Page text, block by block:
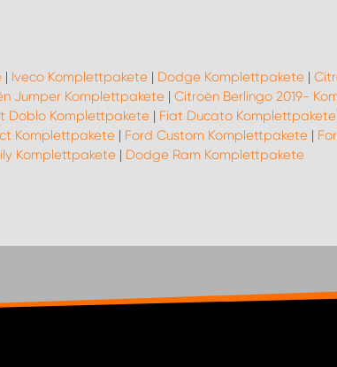
| Iveco Komplettpakete| Dodge Komplettpakete|
Jumper Komplettpakete| Citroën Berlingo 2019-
Doblo Komplettpakete | Fiat Ducato Komplettpakete
Komplettpakete | Ford Custom Komplettpakete |
Komplettpakete | Dodge Ram Komplettpakete